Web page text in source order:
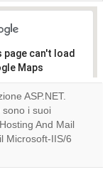
page can't load
Maps
you
this
OK
ASP.NET.
sono i suoi
And Mail
Microsoft-IIS/6